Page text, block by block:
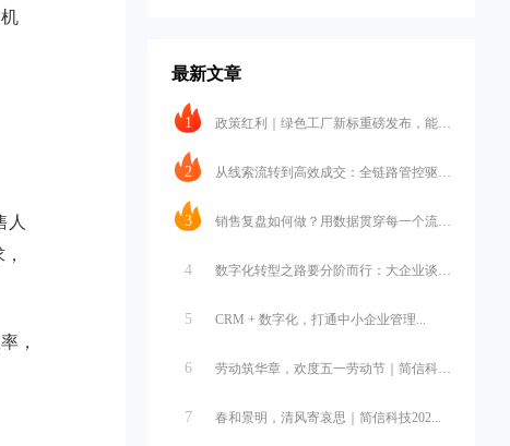
最新文章
1 政策红利｜绿色工厂新标重磅发布，能碳...
2 从线索流转到高效成交：全链路管控驱动...
3 销售复盘如何做？用数据贯穿每一个流程...
4 数字化转型之路要分阶而行：大企业谈战...
5 CRM + 数字化，打通中小企业管理...
6 劳动筑华章，欢度五一劳动节｜简信科技...
7 春和景明，清风寄哀思｜简信科技202...
人
，